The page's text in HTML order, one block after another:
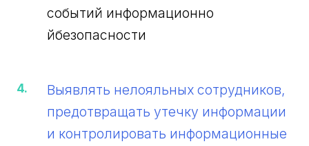
событий информационно
йбезопасности
Выявлять нелояльных сотрудников,
предотвращать утечку информации
и контролировать информационные